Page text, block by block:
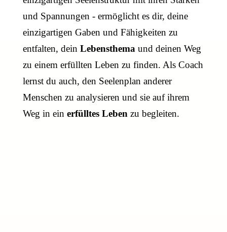
und Spannungen - ermöglicht es dir, deine
einzigartigen Gaben und Fähigkeiten zu
entfalten, dein Lebensthema und deinen Weg
zu einem erfüllten Leben zu finden. Als Coach
lernst du auch, den Seelenplan anderer
Menschen zu analysieren und sie auf ihrem
Weg in ein erfülltes Leben zu begleiten.